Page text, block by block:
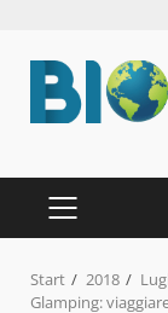
Inhalt
springen
PRIMÄRES
MENÜ
Start 2018
Glamping: